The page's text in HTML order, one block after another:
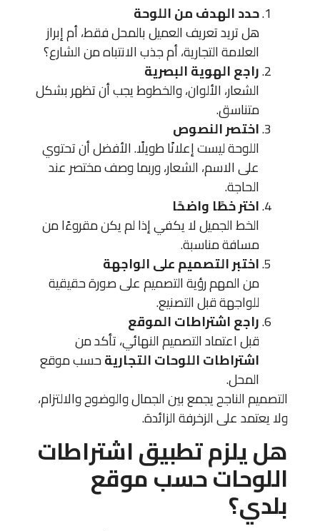
حدد الهدف من اللوحة
هل تريد تعريف العميل بالمحل فقط، أم إبراز
العلامة التجارية، أم جذب الانتباه من الشارع؟
راجع الهوية البصرية
الشعار، الألوان، والخطوط يجب أن تظهر بشكل
متناسق.
اختصر النصوص
اللوحة ليست إعلانًا طويلًا. الأفضل أن تحتوي
على الاسم، الشعار، وربما وصف مختصر عند
الحاجة.
اختر خطًا واضحًا
الخط الجميل لا يكفي إذا لم يكن مقروءًا من
مسافة مناسبة.
اختبر التصميم على الواجهة
من المهم رؤية التصميم على صورة حقيقية
للواجهة قبل التصنيع.
راجع اشتراطات الموقع
قبل اعتماد التصميم النهائي، تأكد من
اشتراطات اللوحات التجاريةحسب موقع
المحل.
التصميم الناجح يجمع بين الجمال والوضوح والالتزام،
ولا يعتمد على الزخرفة الزائدة.
هل يلزم تطبيق اشتراطات
اللوحات حسب موقع
بلدي؟